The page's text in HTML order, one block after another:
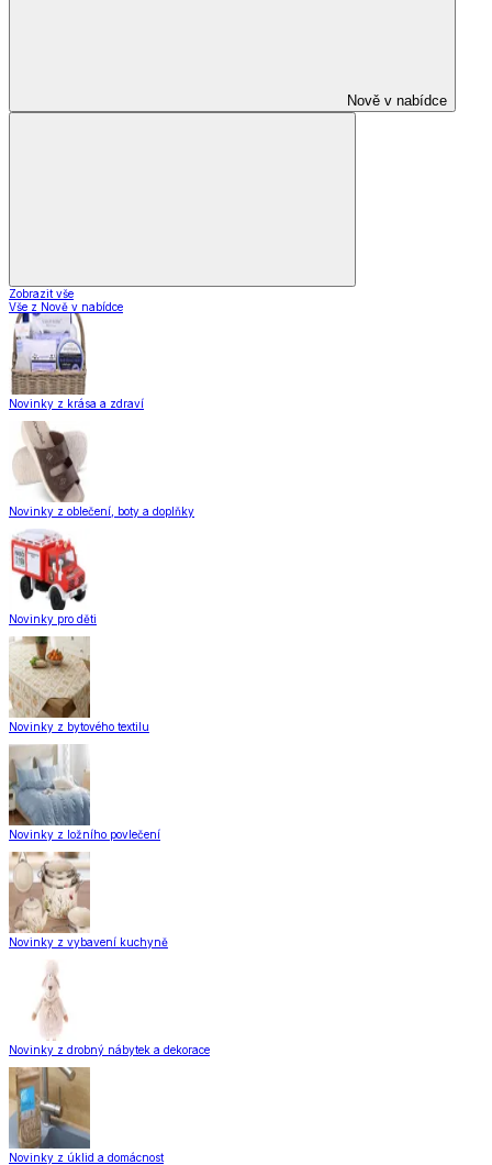
Nově v nabídce
Zobrazit vše
Vše z Nově v nabídce
Novinky z krása a zdraví
Novinky z oblečení, boty a doplňky
Novinky pro děti
Novinky z bytového textilu
Novinky z ložního povlečení
Novinky z vybavení kuchyně
Novinky z drobný nábytek a dekorace
Novinky z úklid a domácnost